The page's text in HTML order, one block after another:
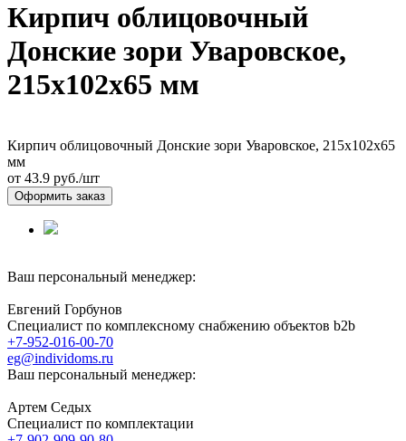
Кирпич облицовочный
Донские зори Уваровское,
215х102х65 мм
Кирпич облицовочный Донские зори Уваровское, 215х102х65
мм
от 43.9 руб./шт
Оформить заказ
Ваш персональный менеджер:
Евгений Горбунов
Специалист по комплексному снабжению объектов b2b
+7-952-016-00-70
eg@individoms.ru
Ваш персональный менеджер:
Артем Седых
Специалист по комплектации